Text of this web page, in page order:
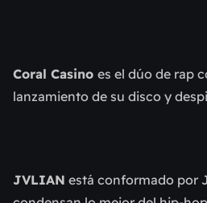
Coral Casino es el dúo de rap
lanzamiento de su disco y
JVLIAN está conformado por